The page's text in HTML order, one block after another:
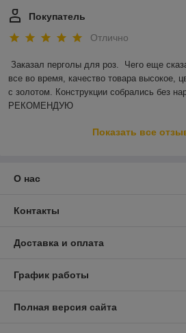
Покупатель
Отлично
Заказал перголы для роз.  Чего еще
все во время, качество товара высокое,
с золотом. Конструкции собрались без
РЕКОМЕНДУЮ
Показать все
О нас
Контакты
Доставка и оплата
График работы
Полная версия сайта